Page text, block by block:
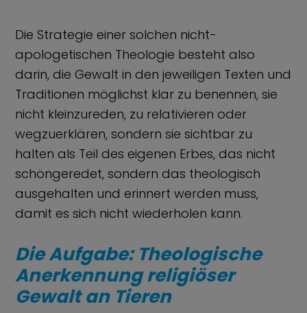
Die Strategie einer solchen nicht-
apologetischen Theologie besteht also
darin, die Gewalt in den jeweiligen Texten und
Traditionen möglichst klar zu benennen, sie
nicht kleinzureden, zu relativieren oder
wegzuerklären, sondern sie sichtbar zu
halten als Teil des eigenen Erbes, das nicht
schöngeredet, sondern das theologisch
ausgehalten und erinnert werden muss,
damit es sich nicht wiederholen kann.
Die Aufgabe: Theologische
Anerkennung religiöser
Gewalt an Tieren